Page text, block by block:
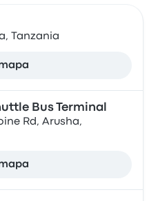
Tanzania
Bus Terminal
Rd, Arusha,